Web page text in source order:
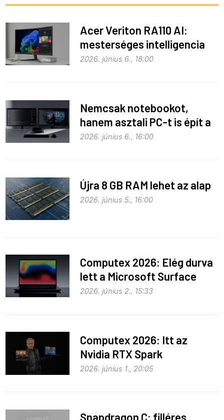
Acer Veriton RA110 AI:
mesterséges intelligencia
helyben
2026. június 6., 18:00
Nemcsak notebookot,
hanem asztali PC-t is épít a
Microsoft az RTX Spark köré
2026. június 6., 16:00
Újra 8 GB RAM lehet az alap
2026. június 5., 16:00
Computex 2026: Elég durva
lett a Microsoft Surface
Laptop Ultra
2026. június 2., 15:33
Computex 2026: Itt az
Nvidia RTX Spark
processzor
2026. június 1., 20:05
Snapdragon C: filléres